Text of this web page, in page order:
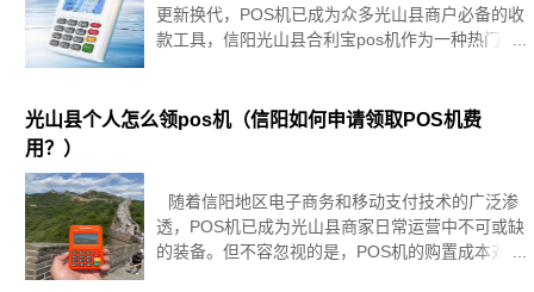
更新换代，POS机已成为众多光山县商户必备的收
款工具，信阳光山县合利宝pos机作为一种热门的
详细解析。信阳光山县合
光山县个人怎么领pos机（信阳如何申请领取POS机费
用？）
随着信阳地区电子商务和移动支付技术的广泛渗
透，POS机已成为光山县商家日常运营中不可或缺
的装备。但不容忽视的是，POS机的购置成本对刚